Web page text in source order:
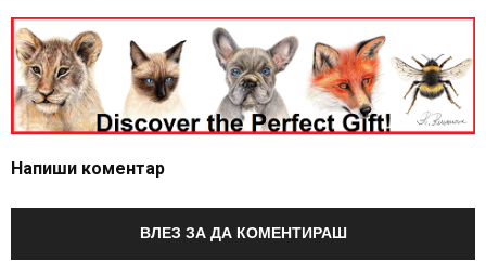
Напиши коментар
ВЛЕЗ ЗА ДА КОМЕНТИРАШ